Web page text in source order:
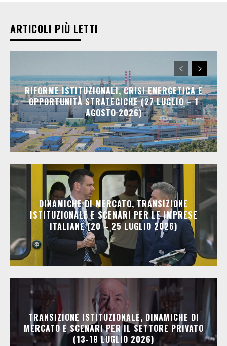
ARTICOLI PIÙ LETTI
RIFORME ISTITUZIONALI, CRISI ENERGETICA E
OPPORTUNITÀ STRATEGICHE (27 LUGLIO – 1
AGOSTO 2026)
DINAMICHE DI MERCATO, TRANSIZIONE
ISTITUZIONALE E SCENARI PER LE IMPRESE
ITALIANE (20 – 25 LUGLIO 2026)
TRANSIZIONE ISTITUZIONALE, DINAMICHE DI
MERCATO E SCENARI PER IL SETTORE PRIVATO
(13-18 LUGLIO 2026)